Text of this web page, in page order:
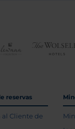
reservas
al Cliente de